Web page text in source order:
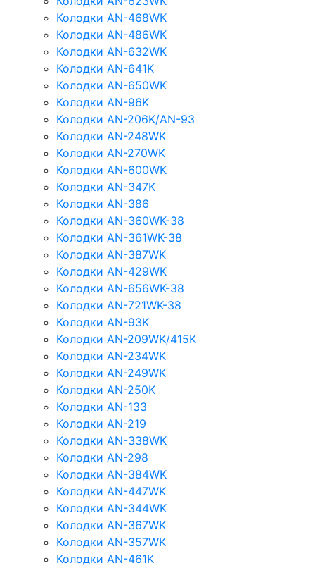
Колодки AN-468WK
Колодки AN-486WK
Колодки AN-632WK
Колодки AN-641K
Колодки AN-650WK
Колодки AN-96K
Колодки AN-206K/AN-93
Колодки AN-248WK
Колодки AN-270WK
Колодки AN-600WK
Колодки AN-347K
Колодки AN-386
Колодки AN-360WK-38
Колодки AN-361WK-38
Колодки AN-387WK
Колодки AN-429WK
Колодки AN-656WK-38
Колодки AN-721WK-38
Колодки AN-93K
Колодки AN-209WK/415K
Колодки AN-234WK
Колодки AN-249WK
Колодки AN-250K
Колодки AN-133
Колодки AN-219
Колодки AN-338WK
Колодки AN-298
Колодки AN-384WK
Колодки AN-447WK
Колодки AN-344WK
Колодки AN-367WK
Колодки AN-357WK
Колодки AN-461K